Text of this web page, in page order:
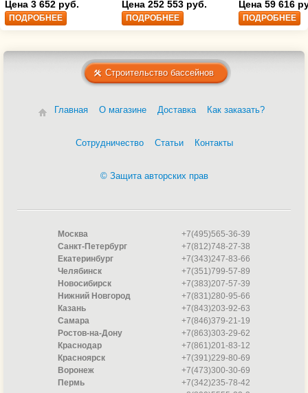
(35216203)
Цена 3 652 руб.
ПОДРОБНЕЕ
Цена 252 553 руб.
ПОДРОБНЕЕ
Цена 59 616
ПОДРОБНЕЕ
Строительство бассейнов
Главная О магазине Доставка Как заказать?
Сотрудничество Статьи Контакты
© Защита авторских прав
Москва
+7(495)565-36-39
Санкт-Петербург
+7(812)748-27-38
Екатеринбург
+7(343)247-83-66
Челябинск
+7(351)799-57-89
Новосибирск
+7(383)207-57-39
Нижний Новгород
+7(831)280-95-66
Казань
+7(843)203-92-63
Самара
+7(846)379-21-19
Ростов-на-Дону
+7(863)303-29-62
Краснодар
+7(861)201-83-12
Красноярск
+7(391)229-80-69
Воронеж
+7(473)300-30-69
Пермь
+7(342)235-78-42